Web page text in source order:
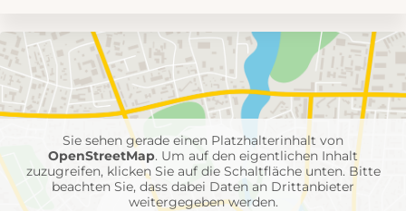
Umgebungskarte
mit
Feuerwehr-
Einheiten
Sie sehen gerade einen Platzhalterinhalt von
OpenStreetMap. Um auf den eigentlichen Inhalt
zuzugreifen, klicken Sie auf die Schaltfläche unten. Bitte
beachten Sie, dass dabei Daten an Drittanbieter
weitergegeben werden.